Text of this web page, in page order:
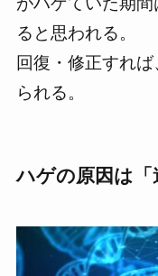
ると思われる。
回復・修正すれ
られる。
ハゲの原因は